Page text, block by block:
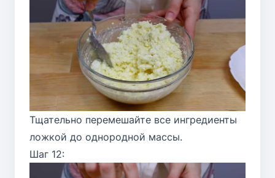
Тщательно перемешайте все ингредиенты
ложкой до однородной массы.
Шаг 12: